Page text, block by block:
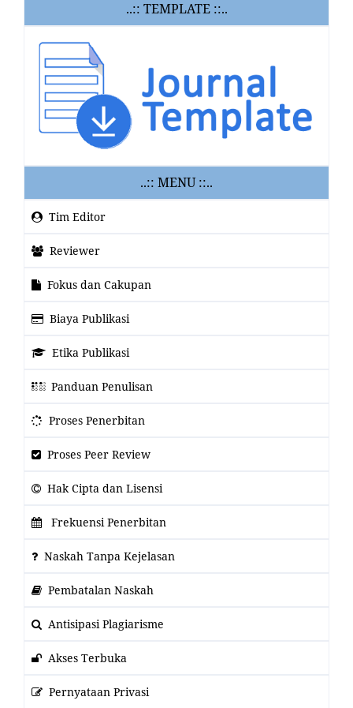
..:: TEMPLATE ::..
..:: MENU ::..
Tim Editor
Reviewer
Fokus dan Cakupan
Biaya Publikasi
Etika Publikasi
Panduan Penulisan
Proses Penerbitan
Proses Peer Review
Hak Cipta dan Lisensi
Frekuensi Penerbitan
Naskah Tanpa Kejelasan
Pembatalan Naskah
Antisipasi Plagiarisme
Akses Terbuka
Pernyataan Privasi